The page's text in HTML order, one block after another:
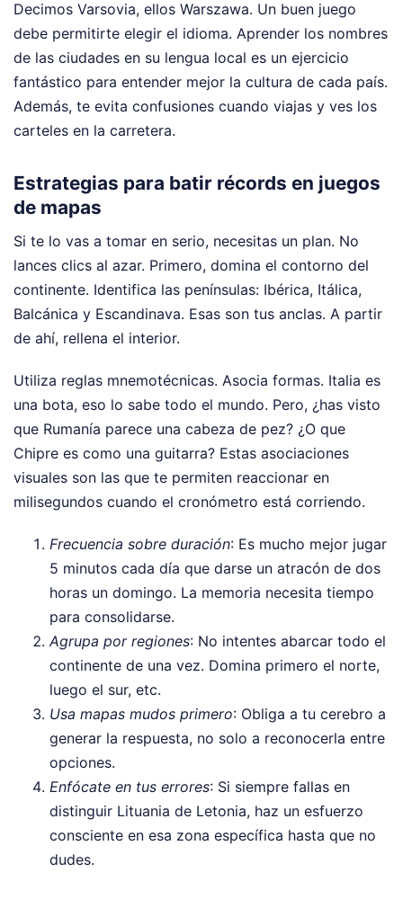
Decimos Varsovia, ellos Warszawa. Un buen juego
debe permitirte elegir el idioma. Aprender los nombres
de las ciudades en su lengua local es un ejercicio
fantástico para entender mejor la cultura de cada país.
Además, te evita confusiones cuando viajas y ves los
carteles en la carretera.
Estrategias para batir récords en juegos
de mapas
Si te lo vas a tomar en serio, necesitas un plan. No
lances clics al azar. Primero, domina el contorno del
continente. Identifica las penínsulas: Ibérica, Itálica,
Balcánica y Escandinava. Esas son tus anclas. A partir
de ahí, rellena el interior.
Utiliza reglas mnemotécnicas. Asocia formas. Italia es
una bota, eso lo sabe todo el mundo. Pero, ¿has visto
que Rumanía parece una cabeza de pez? ¿O que
Chipre es como una guitarra? Estas asociaciones
visuales son las que te permiten reaccionar en
milisegundos cuando el cronómetro está corriendo.
Frecuencia sobre duración: Es mucho mejor jugar
5 minutos cada día que darse un atracón de dos
horas un domingo. La memoria necesita tiempo
para consolidarse.
Agrupa por regiones: No intentes abarcar todo el
continente de una vez. Domina primero el norte,
luego el sur, etc.
Usa mapas mudos primero: Obliga a tu cerebro a
generar la respuesta, no solo a reconocerla entre
opciones.
Enfócate en tus errores: Si siempre fallas en
distinguir Lituania de Letonia, haz un esfuerzo
consciente en esa zona específica hasta que no
dudes.